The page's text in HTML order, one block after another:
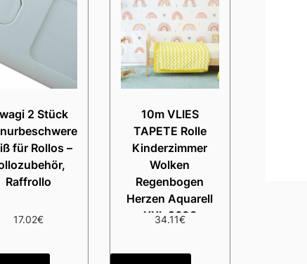
2 Stück
für Rollos –
Raffrollo
17.02€
10m VLIES
TAPETE Rolle
Kinderzimmer
Wolken
Regenbogen
Herzen Aquarell
XXL 2603
34.11€